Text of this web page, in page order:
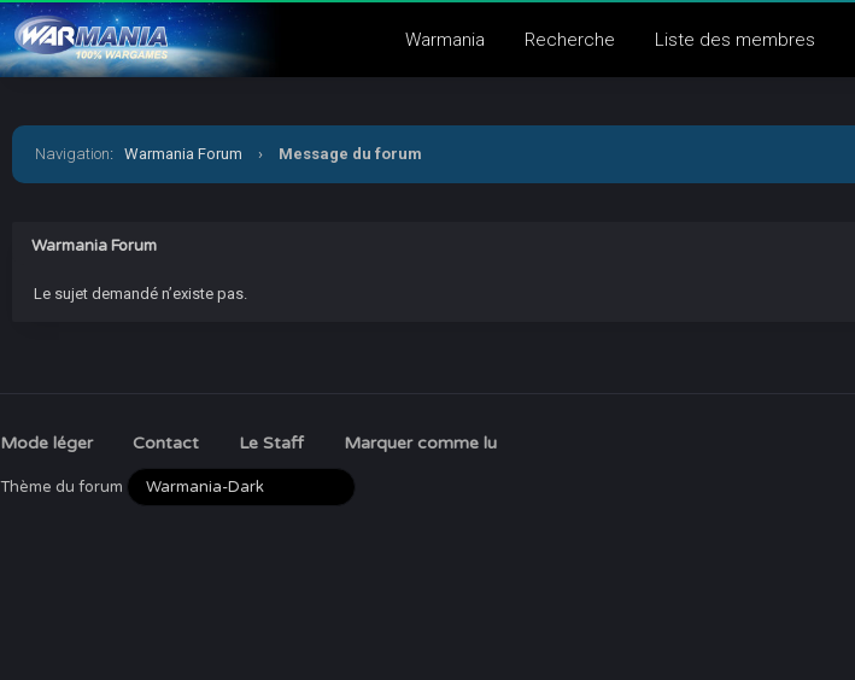
Warmania Recherche Liste des membres
Navigation: Warmania Forum › Message du forum
Warmania Forum
Le sujet demandé n’existe pas.
Mode léger Contact Le Staff Marquer comme lu
Thème du forum